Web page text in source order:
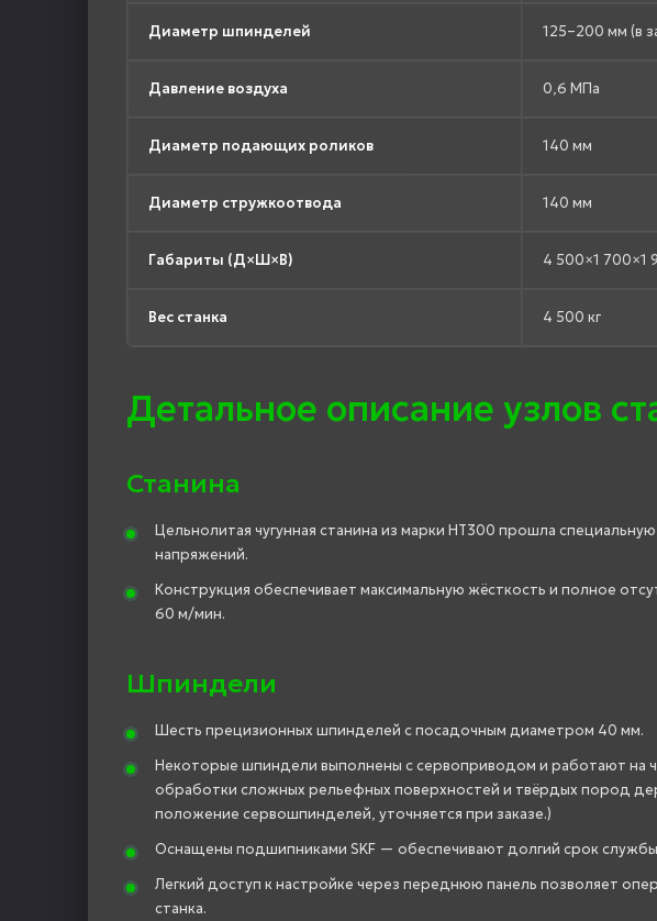
Диаметр шпинделей 125–200 мм (в
Давление воздуха 0,6 МПа
Диаметр подающих роликов 140 мм
Диаметр стружкоотвода 140 мм
Габариты (Д×Ш×В) 4 500×1 700×1
Вес станка 4 500 кг
Детальное описание узлов
Станина
Цельнолитая чугунная станина из марки HT300 прошла
напряжений.
Конструкция обеспечивает максимальную жёсткость и полное
60 м/мин.
Шпиндели
Шесть прецизионных шпинделей с посадочным диаметром 40 мм.
Некоторые шпиндели выполнены с сервоприводом и работают на
обработки сложных рельефных поверхностей и твёрдых пород
положение сервошпинделей, уточняется при заказе.)
Оснащены подшипниками SKF — обеспечивают долгий срок
Легкий доступ к настройке через переднюю панель позволяет
станка.